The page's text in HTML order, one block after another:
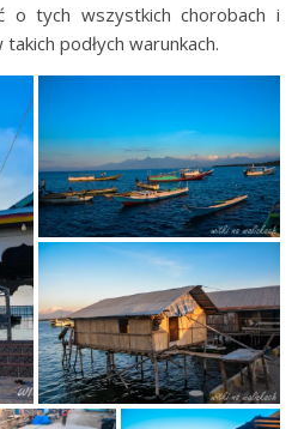
o tych wszystkich chorobach i
podłych warunkach.